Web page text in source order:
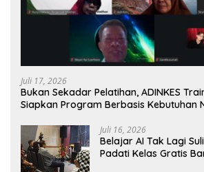
Juli 17, 2026
Bukan Sekadar Pelatihan, ADINKES
Siapkan Program Berbasis Kebutuhan
Juli 16, 2026
Belajar AI Tak Lagi
Padati Kelas Gratis